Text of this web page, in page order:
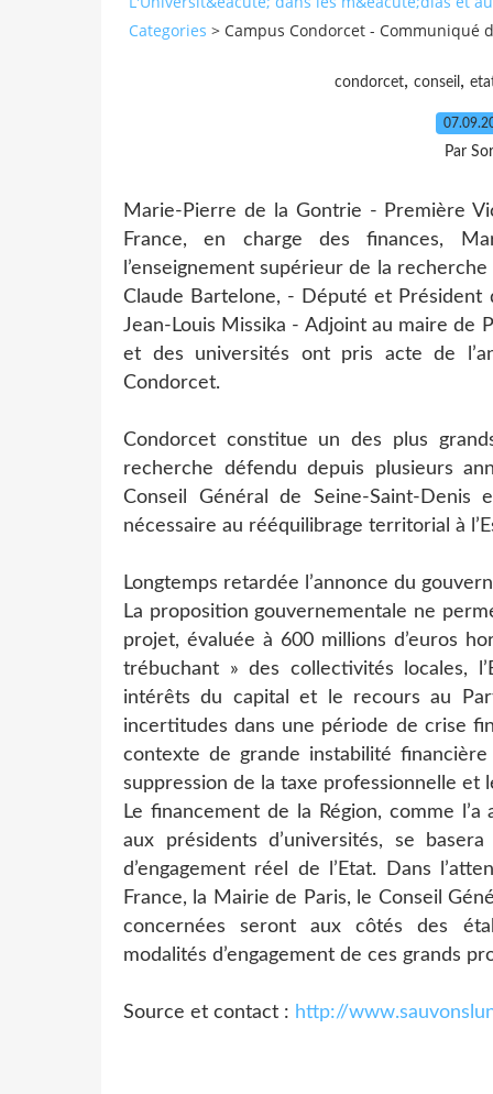
Categories > Campus Condorcet - Communiqué
condorcet, conseil ,
Par
Marie-Pierre de la Gontrie - Première
France, en charge des finances,
l’enseignement supérieur de la
Claude Bartelone, - Député et Président
Jean-Louis Missika - Adjoint au maire de
et des universités ont pris acte de
Condorcet.
Condorcet constitue un des plus
recherche défendu depuis plusieurs
Conseil Général de Seine-Saint-
nécessaire au rééquilibrage territorial à
Longtemps retardée l’annonce du
La proposition gouvernementale ne
projet, évaluée à 600 millions d’euros
trébuchant » des collectivités locales,
intérêts du capital et le recours au
incertitudes dans une période de crise
contexte de grande instabilité
suppression de la taxe professionnelle et
Le financement de la Région, comme
aux présidents d’universités, se
d’engagement réel de l’Etat. Dans
France, la Mairie de Paris, le Conseil
concernées seront aux côtés des
modalités d’engagement de ces grands
Source et contact : http://